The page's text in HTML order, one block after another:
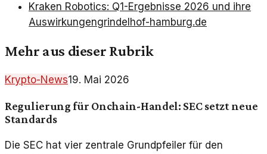
Kraken Robotics: Q1-Ergebnisse 2026 und ihre
Auswirkungengrindelhof-hamburg.de
Mehr aus dieser Rubrik
Krypto-News19. Mai 2026
Regulierung für Onchain-Handel: SEC setzt neue
Standards
Die SEC hat vier zentrale Grundpfeiler für den